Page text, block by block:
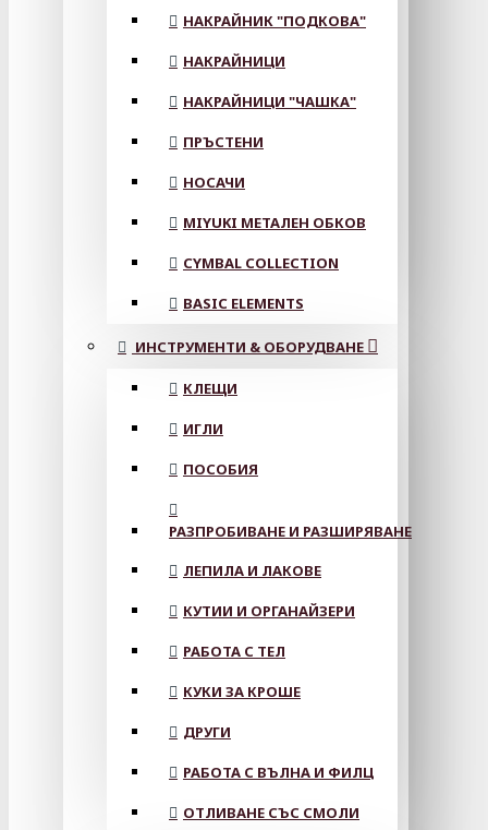
НАКРАЙНИК "ПОДКОВА"
НАКРАЙНИЦИ
НАКРАЙНИЦИ "ЧАШКА"
ПРЪСТЕНИ
НОСАЧИ
MIYUKI МЕТАЛЕН ОБКОВ
CYMBAL COLLECTION
BASIC ELEMENTS
ИНСТРУМЕНТИ & ОБОРУДВАНЕ
КЛЕЩИ
ИГЛИ
ПОСОБИЯ
РАЗПРОБИВАНЕ И РАЗШИРЯВАНЕ
ЛЕПИЛА И ЛАКОВЕ
КУТИИ И ОРГАНАЙЗЕРИ
РАБОТА С ТЕЛ
КУКИ ЗА КРОШЕ
ДРУГИ
РАБОТА С ВЪЛНА И ФИЛЦ
ОТЛИВАНЕ СЪС СМОЛИ